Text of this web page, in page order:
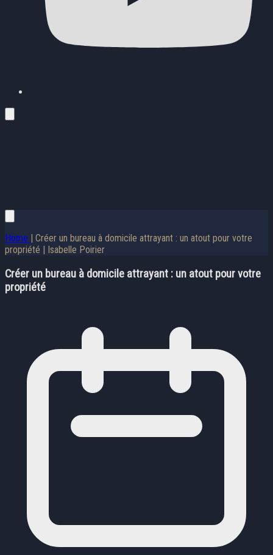
Home | Créer un bureau à domicile attrayant : un atout pour votre
propriété | Isabelle Poirier
Créer un bureau à domicile attrayant : un atout pour votre
propriété